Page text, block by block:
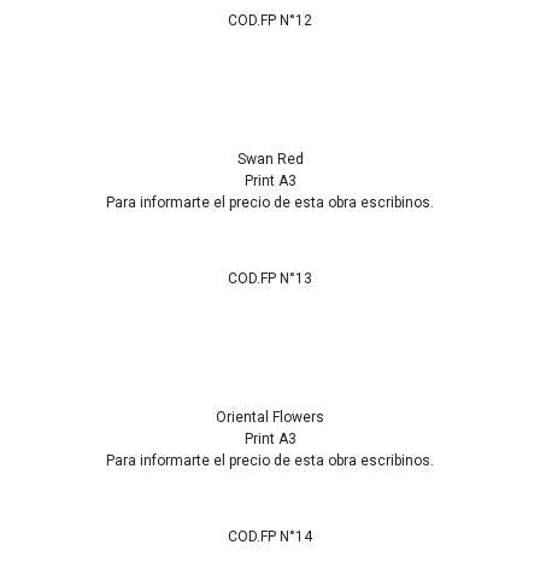
COD.FP N°12
Swan Red
Print A3
Para informarte el precio de esta obra escribinos.
COD.FP N°13
Oriental Flowers
Print A3
Para informarte el precio de esta obra escribinos.
COD.FP N°14